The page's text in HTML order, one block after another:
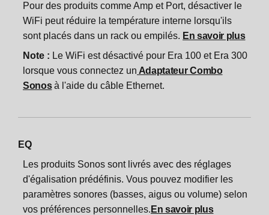
Pour des produits comme Amp et Port, désactiver le
WiFi peut réduire la température interne lorsqu'ils
sont placés dans un rack ou empilés. En savoir plus
Note : Le WiFi est désactivé pour Era 100 et Era 300
lorsque vous connectez un Adaptateur Combo
Sonosà l'aide du câble Ethernet.
EQ
Les produits Sonos sont livrés avec des réglages
d'égalisation prédéfinis. Vous pouvez modifier les
paramètres sonores (basses, aigus ou volume) selon
vos préférences personnelles. En savoir plus